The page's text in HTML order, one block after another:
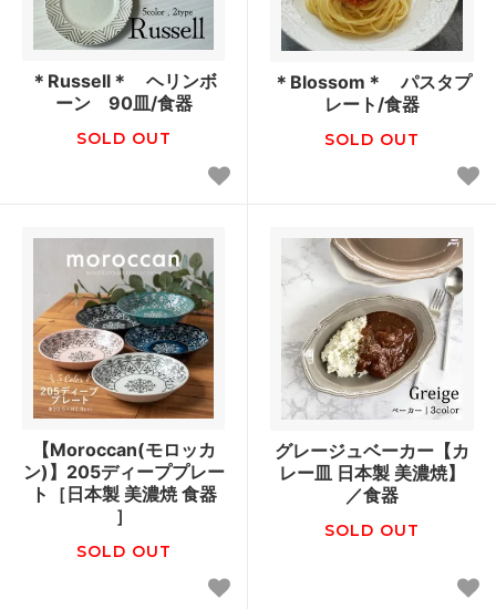
＊Russell＊ ヘリンボ
ーン 90皿/食器
SOLD OUT
＊Blossom＊ パスタプ
レート/食器
SOLD OUT
【Moroccan(モロッカ
ン)】205ディーププレー
ト［日本製 美濃焼 食器
］
SOLD OUT
グレージュベーカー【カ
レー皿 日本製 美濃焼】
／食器
SOLD OUT